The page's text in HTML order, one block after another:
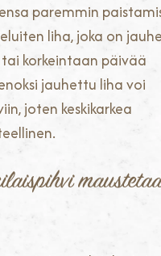
paremmin
liha, joka on
korkeintaan päivää
jauhettu liha voi
joten keskikarkea